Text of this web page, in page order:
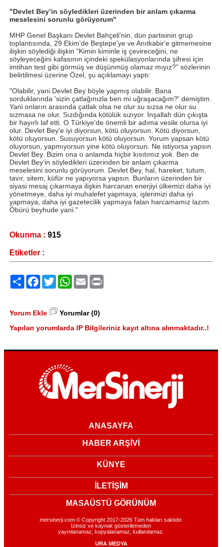
"Devlet Bey’in söyledikleri üzerinden bir anlam çıkarma
meselesini sorunlu görüyorum"
MHP Genel Başkanı Devlet Bahçeli'nin, dün partisinin grup
toplantısında, 29 Ekim’de Beştepe'ye ve Anıtkabir'e gitmemesine
ilişkin söylediği ilişkin "Kimin kiminle iş çevireceğini, ne
söyleyeceğini kafasının içindeki spekülasyonlarında şifresi için
imtihan test gibi görmüş ve düşünmüş olamaz mıyız?" sözlerinin
belirtilmesi üzerine Özel, şu açıklamayı yaptı:
"Olabilir, yani Devlet Bey böyle yapmış olabilir. Bana
sorduklarında 'sizin çatlağınızla ben mi uğraşacağım?' demiştim.
Yani onların arasında çatlak olsa ne olur su sızsa ne olur su
sızmasa ne olur. Sızdığında kötülük sızıyor. İnşallah dün çıkışta
bir hayırlı laf etti. O Türkiye’de önemli bir adıma vesile olursa iyi
olur. Devlet Bey'e iyi diyorsun, kötü oluyorsun. Kötü diyorsun,
kötü oluyorsun. Susuyorsun kötü oluyorsun. Yorum yapsan kötü
oluyorsun, yapmıyorsun yine kötü oluyorsun. Ne istiyorsa yapsın
Devlet Bey. Bizim ona o anlamda hiçbir kısıtımız yok. Ben de
Devlet Bey’in söyledikleri üzerinden bir anlam çıkarma
meselesini sorunlu görüyorum. Devlet Bey, hal, hareket, tutum,
tavır, sitem, küfür ne yapıyorsa yapsın. Bunların üzerinden bir
siyasi mesaj çıkarmaya ilişkin harcanan enerjiyi ülkemizi daha iyi
yönetmeye, daha iyi muhalefet yapmaya, işlerimizi daha iyi
yapmaya, daha iyi gazetecilik yapmaya falan harcamamız lazım.
Öbürü beyhude yani."
Okunma : 915
Etiketler :
PaylaşFacebook
TwitterWhatsApp
Email
Yorum Ekle
Yorumlar (0)
Yapılan yorumlarda IP Bilgileriniz kayıt altına alınmaktadır..!
ANASAYFA
HABER ARŞİVİ
KÜNYE
İLETİŞİM
MASAÜSTÜ GÖRÜNÜM
mersinerji.com © Copyright 2017-2026 Tüm hakları saklıdır.
İzinsiz ve kaynak gösterilemeden
yayınlanamaz, kopyalanamaz, kullanılamaz.
URA MEDYA